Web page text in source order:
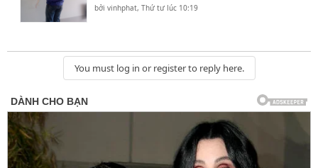
bởivinhphat,Thứ tư lúc 10:19
You must log in or register to reply here.